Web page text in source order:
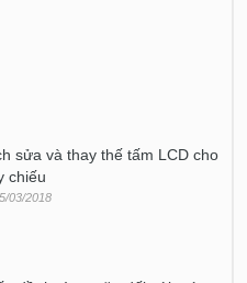
sửa và thay thế tấm LCD cho
chiếu
03/2018